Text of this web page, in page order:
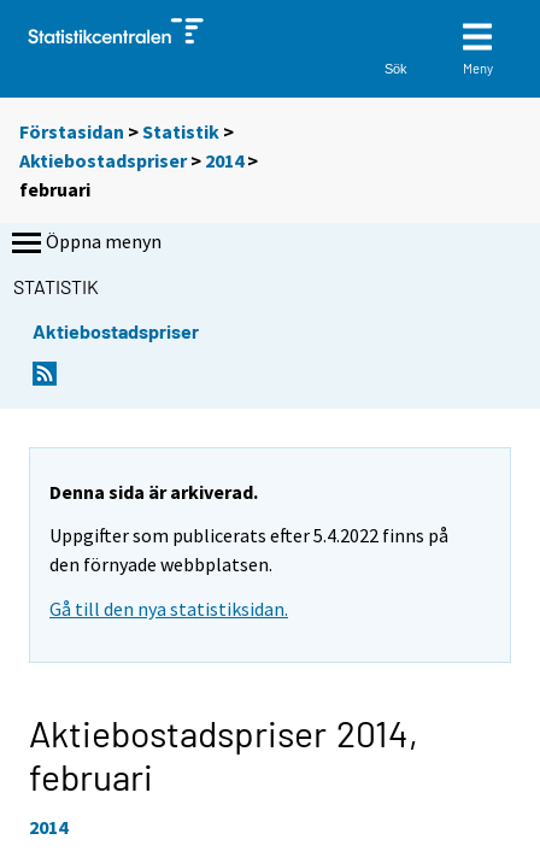
Sök Meny
Förstasidan >Statistik >
Aktiebostadspriser> 2014>
februari
Öppna menyn
STATISTIK
Aktiebostadspriser
Denna sida är arkiverad.
Uppgifter som publicerats efter 5.4.2022 finns på
den förnyade webbplatsen.
Gå till den nya statistiksidan.
Aktiebostadspriser 2014,
februari
2014